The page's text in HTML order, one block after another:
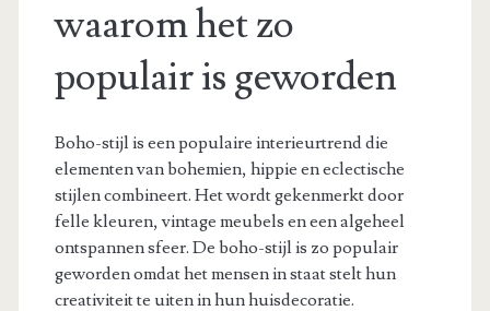
waarom het zo
populair is geworden
Boho-stijl is een populaire interieurtrend die
elementen van bohemien, hippie en eclectische
stijlen combineert. Het wordt gekenmerkt door
felle kleuren, vintage meubels en een algeheel
ontspannen sfeer. De boho-stijl is zo populair
geworden omdat het mensen in staat stelt hun
creativiteit te uiten in hun huisdecoratie.